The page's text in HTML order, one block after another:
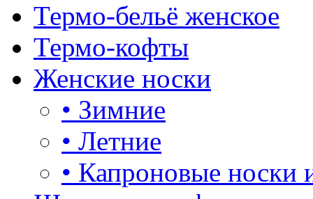
Термо-бельё женское
Термо-кофты
Женские носки
• Зимние
• Летние
• Капроновые носки